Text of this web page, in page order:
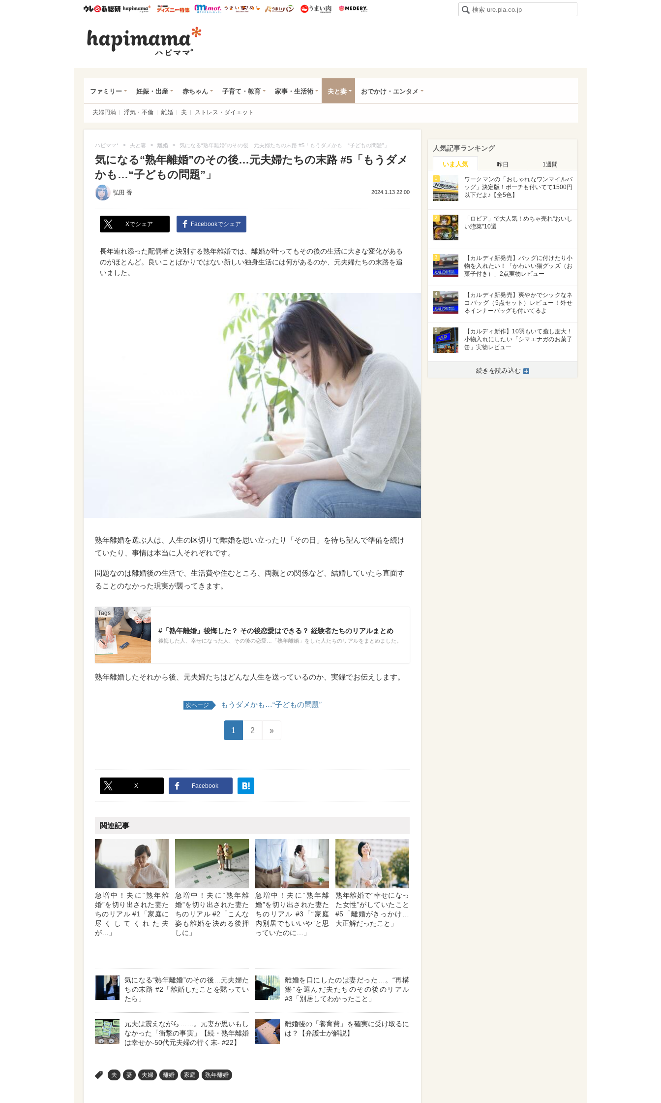
ウレぴあ総研ハピママ* ウレぴあ総研 ディズニー特集
mimot. うまいめし うまいパン うまい肉
ファミリー 妊娠・出産 赤ちゃん 子育て・教育 家事・生活術 夫と妻 おでかけ・エンタメ
夫婦円満 浮気・不倫 離婚 夫 ストレス・ダイエット
ハピママ* > 夫と妻 > 離婚 > 気になる“熟年離婚”のその後…元夫婦たちの末路 #5「もうダメかも…“子どもの問題”」
気になる“熟年離婚”のその後…元夫婦たちの末路 #5「もうダメ
かも…“子どもの問題”」
弘田 香 2024.1.13 22:00
Xでシェア Facebookでシェア
長年連れ添った配偶者と決別する熟年離婚では、離婚が叶ってもその後の生活に大きな変化がある
のがほとんど。良いことばかりではない新しい独身生活には何があるのか、元夫婦たちの末路を追
いました。
熟年離婚を選ぶ人は、人生の区切りで離婚を思い立ったり「その日」を待ち望んで準備を続け
ていたり、事情は本当に人それぞれです。
問題なのは離婚後の生活で、生活費や住むところ、両親との関係など、結婚していたら直面す
ることのなかった現実が襲ってきます。
#「熟年離婚」後悔した？ その後恋愛はできる？ 経験者たちのリアルまとめ
後悔した人、幸せになった人、その後の恋愛…「熟年離婚」をした人たちのリアルをまとめました。
熟年離婚したそれから後、元夫婦たちはどんな人生を送っているのか、実録でお伝えします。
次ページ もうダメかも…“子どもの問題”
1 2 »
X Facebook
関連記事
急増中！夫に“熟年離
婚”を切り出された妻た
ちのリアル #1「家庭に
尽くしてくれた夫
が…」
急増中！夫に“熟年離
婚”を切り出された妻た
ちのリアル #2「こんな
姿も離婚を決める後押
しに」
急増中！夫に“熟年離
婚”を切り出された妻た
ちのリアル #3「“家庭
内別居でもいいや”と思
っていたのに…」
熟年離婚で“幸せになっ
た女性”がしていたこと
#5「離婚がきっかけ…
大正解だったこと」
気になる“熟年離婚”のその後…元夫婦た
ちの末路 #2「離婚したことを黙ってい
たら」
離婚を口にしたのは妻だった…。“再構
築”を選んだ夫たちのその後のリアル
#3「別居してわかったこと」
元夫は震えながら……。元妻が思いもし
なかった「衝撃の事実」【続・熟年離婚
は幸せか-50代元夫婦の行く末- #22】
離婚後の「養育費」を確実に受け取るに
は？【弁護士が解説】
夫 妻 夫婦 離婚 家庭 熟年離婚
人気記事ランキング
いま人気 昨日 1週間
1
ワークマンの「おしゃれなワンマイルバ
ッグ」決定版！ポーチも付いてて1500円
以下だよ♪【全5色】
2
「ロピア」で大人気！めちゃ売れ“おいし
い惣菜”10選
3
【カルディ新発売】バッグに付けたり小
物を入れたい！「かわいい猫グッズ（お
菓子付き）」2点実物レビュー
4
【カルディ新発売】爽やかでシックなネ
コバッグ（5点セット）レビュー！外せ
るインナーバッグも付いてるよ
5
【カルディ新作】10羽もいて癒し度大！
小物入れにしたい「シマエナガのお菓子
缶」実物レビュー
続きを読み込む